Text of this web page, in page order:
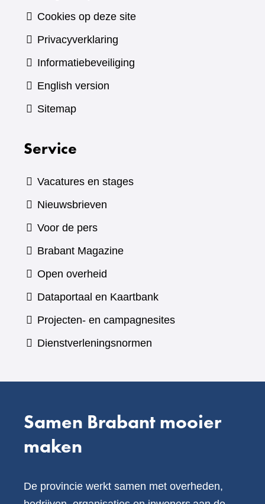
Cookies op deze site
Privacyverklaring
Informatiebeveiliging
English version
Sitemap
Service
Vacatures en stages
Nieuwsbrieven
Voor de pers
Brabant Magazine(verwijst
andere
website)
Open overheid
Dataportaal en Kaartbank(verwijst
naar
Projecten- en campagnesites
Dienstverleningsnormen
Samen Brabant mooier
maken
De provincie werkt samen met overheden,